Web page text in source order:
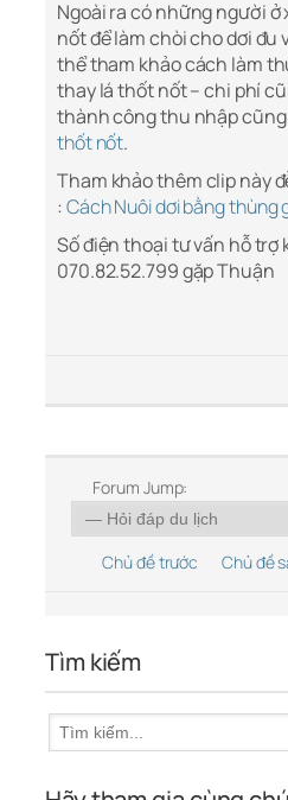
Ngoài ra có những người ở
nốt để làm chòi cho dơi đu
thể tham khảo cách làm
thay lá thốt nốt – chi phí
thành công thu nhập
thốt nốt.
Tham khảo thêm clip này
: CáchNuôi dơi bằng thùng
Số điện thoại tư vấn hỗ trợ
070.82.52.799 gặp Thuận
Forum Jump:
Chủ đề trước Chủ đề
Tìm kiếm